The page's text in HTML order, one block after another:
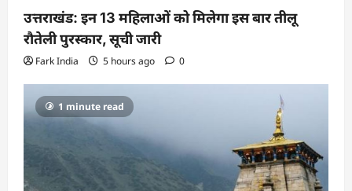
उत्तराखंड: इन 13 महिलाओं को मिलेगा इस बार तीलू
रौतेली पुरस्कार, सूची जारी
Fark India 5 hours ago 0
1 minute read